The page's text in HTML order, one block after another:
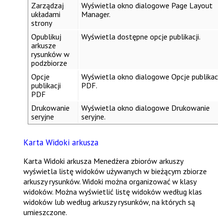
Zarządzaj
układami
strony
Wyświetla okno dialogowe Page Layout
Manager.
Opublikuj
arkusze
rysunków w
podzbiorze
Wyświetla dostępne opcje publikacji.
Opcje
publikacji
PDF
Wyświetla okno dialogowe Opcje
PDF.
Drukowanie
seryjne
Wyświetla okno dialogowe Drukowanie
seryjne.
Karta Widoki arkusza
KartaWidoki arkusza Menedżera zbiorów arkuszy
wyświetla listę widoków używanych w bieżącym zbiorze
arkuszy rysunków. Widoki można organizować w klasy
widoków. Można wyświetlić listę widoków według klas
widoków lub według arkuszy rysunków, na których są
umieszczone.